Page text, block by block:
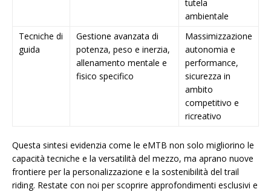
tutela
ambientale
Tecniche di
guida
Gestione avanzata di
potenza, peso e inerzia,
allenamento mentale e
fisico specifico
Massimizzazione
autonomia e
performance,
sicurezza in
ambito
competitivo e
ricreativo
Questa sintesi evidenzia come le eMTB non solo migliorino le
capacità tecniche e la versatilità del mezzo, ma aprano nuove
frontiere per la personalizzazione e la sostenibilità del trail
riding. Restate con noi per scoprire approfondimenti esclusivi e